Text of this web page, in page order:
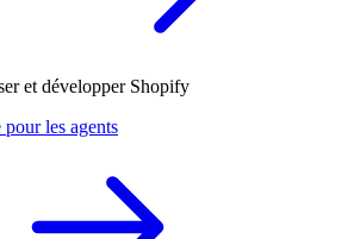
et développer Shopify
les agents